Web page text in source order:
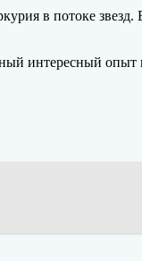
в потоке звезд.
интересный